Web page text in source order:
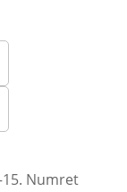
Numret